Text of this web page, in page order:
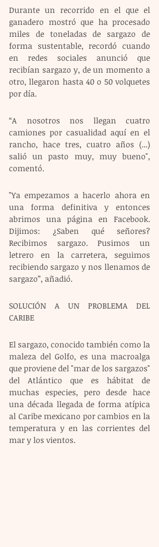
Durante un recorrido en el que el
ganadero mostró que ha procesado
miles de toneladas de sargazo de
forma sustentable, recordó cuando
en redes sociales anunció que
recibían sargazo y, de un momento a
otro, llegaron hasta 40 o 50 volquetes
por día.
“A nosotros nos llegan cuatro
camiones por casualidad aquí en el
rancho, hace tres, cuatro años (...)
salió un pasto muy, muy bueno",
comentó.
"Ya empezamos a hacerlo ahora en
una forma definitiva y entonces
abrimos una página en Facebook.
Dijimos: ¿Saben qué señores?
Recibimos sargazo. Pusimos un
letrero en la carretera, seguimos
recibiendo sargazo y nos llenamos de
sargazo”, añadió.
SOLUCIÓN A UN PROBLEMA DEL
CARIBE
El sargazo, conocido también como la
maleza del Golfo, es una macroalga
que proviene del "mar de los sargazos"
del Atlántico que es hábitat de
muchas especies, pero desde hace
una década llegada de forma atípica
al Caribe mexicano por cambios en la
temperatura y en las corrientes del
mar y los vientos.